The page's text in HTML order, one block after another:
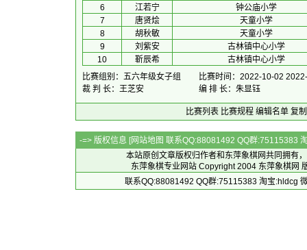
6
江若宁
钟公庙小学
7
唐贤烩
天童小学
8
胡秋敏
天童小学
9
刘紫安
古林镇中心小学
10
靳辰希
古林镇中心小学
比赛组别：五六年级女子组
比赛时间：2022-10-02
裁 判 长：王芝安
编 排 长：朱显钰
比赛列表 比赛规程 编辑名单 复
-=> 版权信息 [网站地图 联系QQ:88081492 QQ群:75115383
本站原创文章版权归作者和 东萍象棋网共同拥有
东萍象棋专业网站 Copyright 2004 东萍象棋网
联系QQ:88081492 QQ群:75115383 淘宝:hldcg